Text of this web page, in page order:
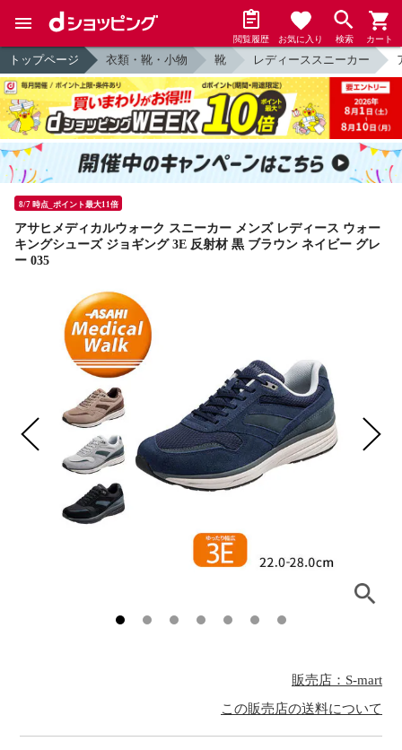
閲覧履歴 お気に入り 検索 カート
トップページ 衣類・靴・小物 靴 レディーススニーカー
8/7 時点_ポイント最大11倍
アサヒメディカルウォーク スニーカー メンズ レディース ウォー
キングシューズ ジョギング 3E 反射材 黒 ブラウン ネイビー グレ
ー 035
販売店：S-mart
この販売店の送料について